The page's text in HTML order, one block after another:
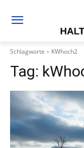
Schlagworte KWhoch2
Tag: